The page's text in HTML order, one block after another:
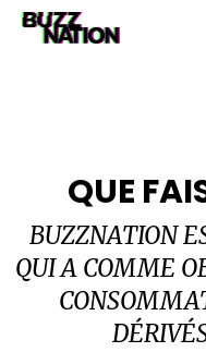
QUE
BUZZNATION
QUI A COMME